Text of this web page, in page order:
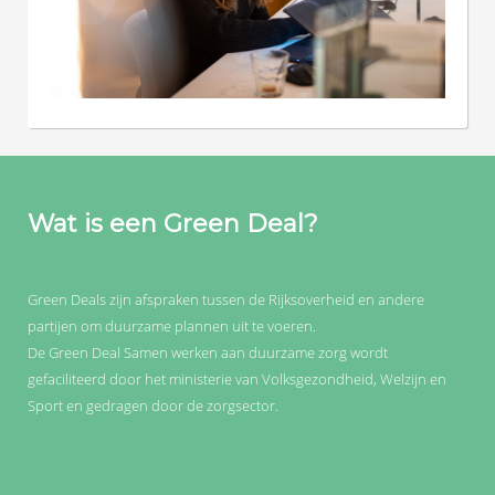
Wat is een Green Deal?
Green Deals zijn afspraken tussen de Rijksoverheid en andere
partijen om duurzame plannen uit te voeren.
De Green Deal Samen werken aan duurzame zorg wordt
gefaciliteerd door het ministerie van Volksgezondheid, Welzijn en
Sport en gedragen door de zorgsector.